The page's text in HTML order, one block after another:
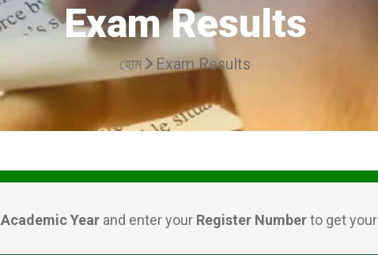
Exam Results
হোম Exam Results
Academic Year and enter your Register Numberto get your